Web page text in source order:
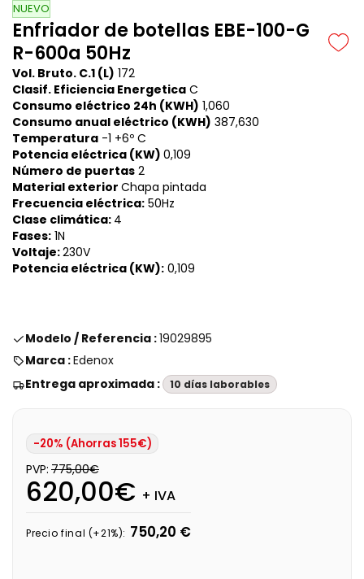
NUEVO
Enfriador de botellas EBE-100-G
R-600a 50Hz
Vol. Bruto. C.1 (L) 172
Clasif. Eficiencia Energetica C
Consumo eléctrico 24h (KWH) 1,060
Consumo anual eléctrico (KWH) 387,630
Temperatura -1 +6º C
Potencia eléctrica (KW) 0,109
Número de puertas 2
Material exterior Chapa pintada
Frecuencia eléctrica: 50Hz
Clase climática: 4
Fases: 1N
Voltaje:230V
Potencia eléctrica (KW): 0,109
Modelo / Referencia :19029895
Marca :Edenox
Entrega aproximada :
10 días laborables
-20% (Ahorras 155€)
PVP: 775,00€
620,00€ + IVA
Precio final (+21%): 750,20 €